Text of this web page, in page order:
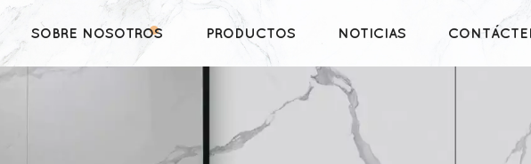
SOBRE NOSOTROS PRODUCTOS NOTICIAS